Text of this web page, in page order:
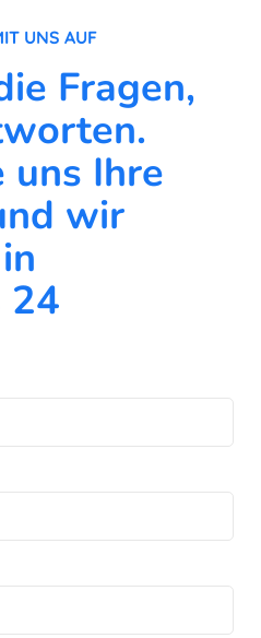
UNS AUF
Fragen,
uns Ihre
wir
24